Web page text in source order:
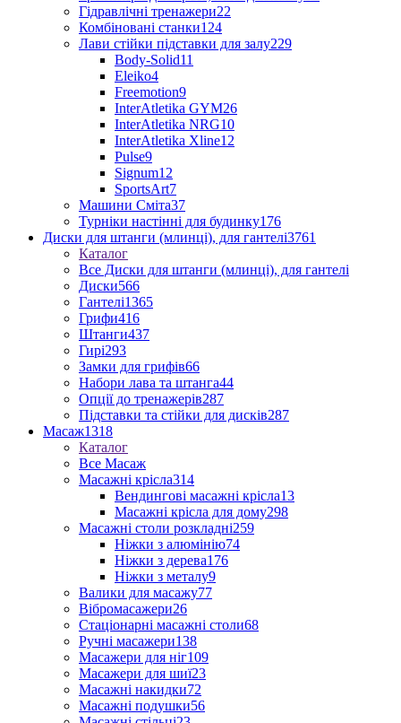
Гідравлічні тренажери22
Комбіновані станки124
Лави стійки підставки для залу229
Body-Solid11
Eleiko4
Freemotion9
InterAtletika GYM26
InterAtletika NRG10
InterAtletika Xline12
Pulse9
Signum12
SportsArt7
Машини Сміта37
Турніки настінні для будинку176
Диски для штанги (млинці), для гантелі3761
Каталог
Все Диски для штанги (млинці), для гантелі
Диски566
Гантелі1365
Грифи416
Штанги437
Гирі293
Замки для грифів66
Набори лава та штанга44
Опції до тренажерів287
Підставки та стійки для дисків287
Масаж1318
Каталог
Все Масаж
Масажні крісла314
Вендингові масажні крісла13
Масажні крісла для дому298
Масажні столи розкладні259
Ніжки з алюмінію74
Ніжки з дерева176
Ніжки з металу9
Валики для масажу77
Вібромасажери26
Стаціонарні масажні столи68
Ручні масажери138
Масажери для ніг109
Масажери для шиї23
Масажні накидки72
Масажні подушки56